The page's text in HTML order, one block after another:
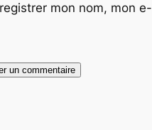
mon nom, mon